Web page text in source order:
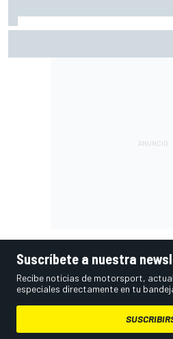
Suscríbete a nuestra
Recibe noticias de motorsport,
especiales directamente en tu